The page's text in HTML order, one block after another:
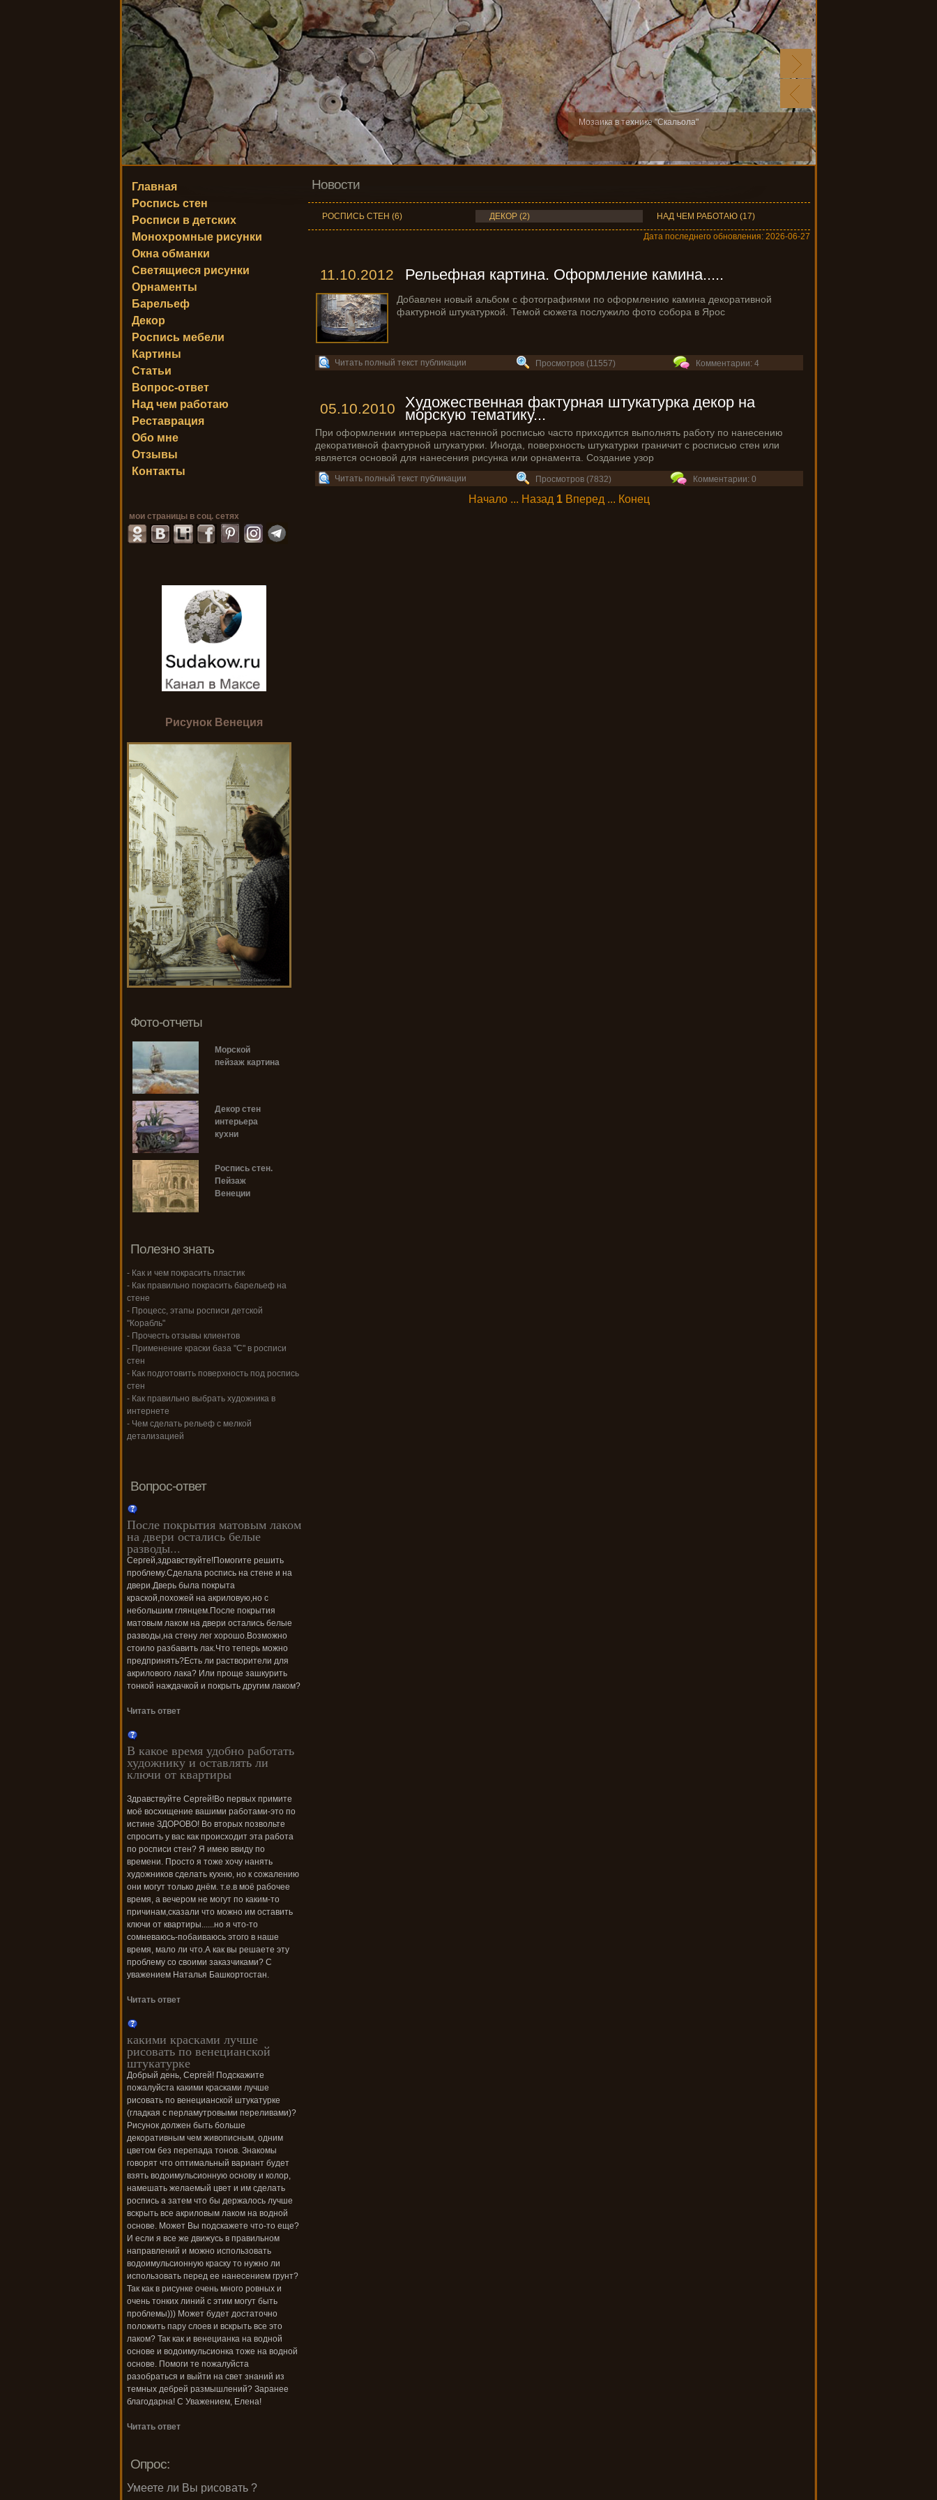
Мозаика в технике "Скальола"
Новости
РОСПИСЬ СТЕН (6) ДЕКОР (2) НАД ЧЕМ РАБОТАЮ (17)
Дата последнего обновления: 2026-06-27
11.10.2012 Рельефная картина. Оформление камина.....
Добавлен новый альбом с фотографиями по оформлению камина декоративной
фактурной штукатуркой. Темой сюжета послужило фото собора в Ярос
Читать полный текст публикации Просмотров (11557) Комментарии: 4
05.10.2010 Художественная фактурная штукатурка декор на
морскую тематику...
При оформлении интерьера настенной росписью часто приходится выполнять работу по нанесению
декоративной фактурной штукатурки. Иногда, поверхность штукатурки граничит с росписью стен или
является основой для нанесения рисунка или орнамента. Создание узор
Читать полный текст публикации Просмотров (7832) Комментарии: 0
Начало ... Назад 1 Вперед ... Конец
Главная
Роспись стен
Росписи в детских
Монохромные рисунки
Окна обманки
Светящиеся рисунки
Орнаменты
Барельеф
Декор
Роспись мебели
Картины
Статьи
Вопрос-ответ
Над чем работаю
Реставрация
Обо мне
Отзывы
Контакты
мои страницы в соц. сетях
Рисунок Венеция
Фото-отчеты
Морской
пейзаж картина
Декор стен
интерьера
кухни
Роспись стен.
Пейзаж
Венеции
Полезно знать
- Как и чем покрасить пластик
- Как правильно покрасить барельеф на
стене
- Процесс, этапы росписи детской
"Корабль"
- Прочесть отзывы клиентов
- Применение краски база "С" в росписи
стен
- Как подготовить поверхность под роспись
стен
- Как правильно выбрать художника в
интернете
- Чем сделать рельеф с мелкой
детализацией
Вопрос-ответ
После покрытия матовым лаком
на двери остались белые
разводы...
Сергей,здравствуйте!Помогите решить
проблему.Сделала роспись на стене и на
двери.Дверь была покрыта
краской,похожей на акриловую,но с
небольшим глянцем.После покрытия
матовым лаком на двери остались белые
разводы,на стену лег хорошо.Возможно
стоило разбавить лак.Что теперь можно
предпринять?Есть ли растворители для
акрилового лака? Или проще зашкурить
тонкой наждачкой и покрыть другим лаком?
Читать ответ
В какое время удобно работать
художнику и оставлять ли
ключи от квартиры
Здравствуйте Сергей!Во первых примите
моё восхищение вашими работами-это по
истине ЗДОРОВО! Во вторых позвольте
спросить у вас как происходит эта работа
по росписи стен? Я имею ввиду по
времени. Просто я тоже хочу нанять
художников сделать кухню, но к сожалению
они могут только днём. т.е.в моё рабочее
время, а вечером не могут по каким-то
причинам,сказали что можно им оставить
ключи от квартиры......но я что-то
сомневаюсь-побаиваюсь этого в наше
время, мало ли что.А как вы решаете эту
проблему со своими заказчиками? С
уважением Наталья Башкортостан.
Читать ответ
какими красками лучше
рисовать по венецианской
штукатурке
Добрый день, Сергей! Подскажите
пожалуйста какими красками лучше
рисовать по венецианской штукатурке
(гладкая с перламутровыми переливами)?
Рисунок должен быть больше
декоративным чем живописным, одним
цветом без перепада тонов. Знакомы
говорят что оптимальный вариант будет
взять водоимульсионную основу и колор,
намешать желаемый цвет и им сделать
роспись а затем что бы держалось лучше
вскрыть все акриловым лаком на водной
основе. Может Вы подскажете что-то еще?
И если я все же движусь в правильном
направлений и можно использовать
водоимульсионную краску то нужно ли
использовать перед ее нанесением грунт?
Так как в рисунке очень много ровных и
очень тонких линий с этим могут быть
проблемы))) Может будет достаточно
положить пару слоев и вскрыть все это
лаком? Так как и венецианка на водной
основе и водоимульсионка тоже на водной
основе. Помоги те пожалуйста
разобраться и выйти на свет знаний из
темных дебрей размышлений? Заранее
благодарна! С Уважением, Елена!
Читать ответ
Опрос:
Умеете ли Вы рисовать ?